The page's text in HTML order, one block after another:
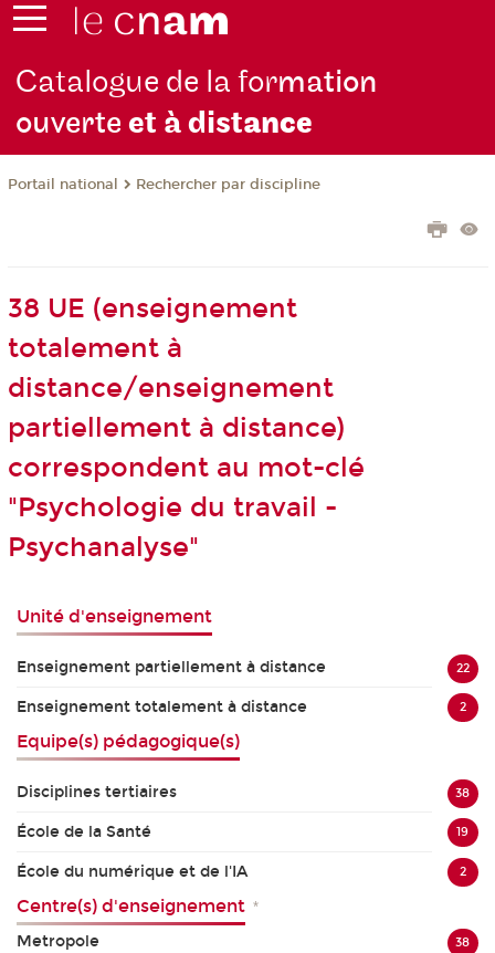
Catalogue de la formation
ouverteet à distance
Portail national Rechercher par discipline
38 UE (enseignement
totalement à
distance/enseignement
partiellement à distance)
correspondent au mot-clé
"Psychologie du travail -
Psychanalyse"
Unité d'enseignement
Enseignement partiellement à distance 22
Enseignement totalement à distance 2
Equipe(s) pédagogique(s)
Disciplines tertiaires 38
École de la Santé 19
École du numérique et de l'IA 2
Centre(s) d'enseignement *
Metropole 38